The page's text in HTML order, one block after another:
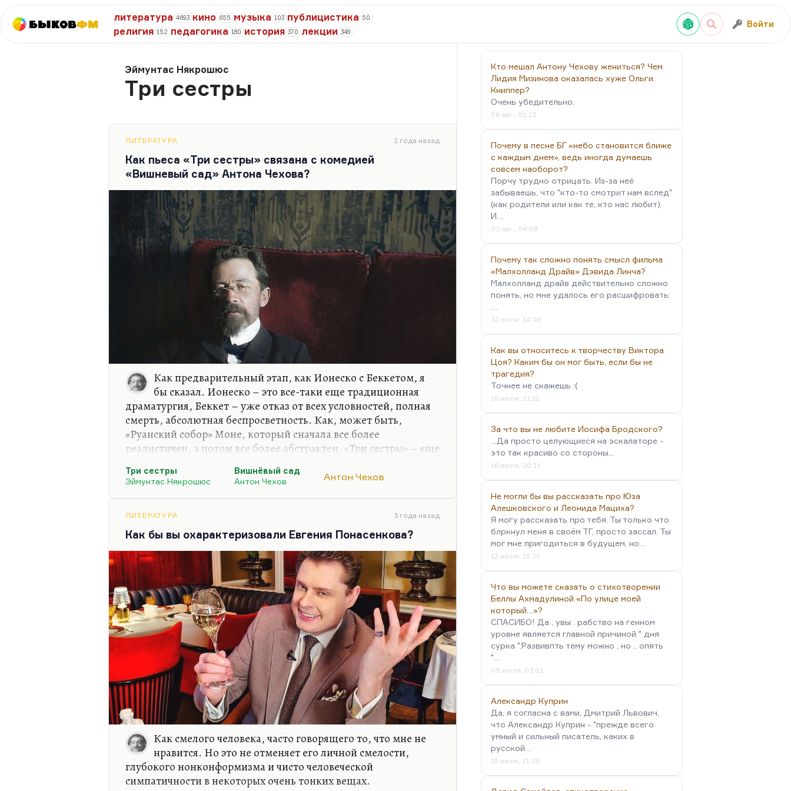
БыковФМ
литература 4693 кино 655 музыка 103 публицистика 50
религия 152 педагогика 180 история 370 лекции 349
Войти
Эймунтас Някрошюс
Три сестры
ЛИТЕРАТУРА 2 года назад
Как пьеса «Три сестры» связана с комедией
«Вишневый сад» Антона Чехова?
Как предварительный этап, как Ионеско с Беккетом, я
бы сказал. Ионеско – это все-таки еще традиционная
драматургия, Беккет – уже отказ от всех условностей, полная
смерть, абсолютная беспросветность. Как, может быть,
«Руанский собор» Моне, который сначала все более
реалистичен, а потом все более абстрактен. «Три сестры» – еще
уже символистская пьеса с гораздо большей степенью
условностей, обобщения, трагифарса. Понимаете, «Три
«драма», она действительно драма. А «Вишневый сад» - уже
синтез. Понимаете, это театр уже разваливается, это театр, в
котором играют трагедию, но все время то…
Три сестры
Эймунтас Някрошюс
Вишнёвый сад
Антон Чехов
Антон Чехов
ЛИТЕРАТУРА 3 года назад
Как бы вы охарактеризовали Евгения Понасенкова?
Как смелого человека, часто говорящего то, что мне не
нравится. Но это не отменяет его личной смелости,
глубокого нонконформизма и чисто человеческой
симпатичности в некоторых очень тонких вещах.
Кто мешал Антону Чехову жениться? Чем
Лидия Мизинова оказалась хуже Ольги
Книппер?
Очень убедительно.
06 авг., 01:23
Почему в песне БГ «небо становится ближе
с каждым днем», ведь иногда думаешь
совсем наоборот?
Порчу трудно отрицать. Из-за неё
забываешь, что "кто-то смотрит нам вслед"
(как родители или как те, кто нас любит).
И…
03 авг., 04:58
Почему так сложно понять смысл фильма
«Малхолланд Драйв» Дэвида Линча?
Малхолланд драйв действительно сложно
понять, но мне удалось его расшифровать:
31 июля, 14:05
Как вы относитесь к творчеству Виктора
Цоя? Каким бы он мог быть, если бы не
трагедия?
Точнее не скажешь :(
16 июля, 21:11
За что вы не любите Иосифа Бродского?
...Да просто целующиеся на эскалаторе -
это так красиво со стороны...
16 июля, 20:11
Не могли бы вы рассказать про Юза
Алешковского и Леонида Мациха?
Я могу рассказать про тебя. Ты только что
блркнул меня в своём ТГ, просто зассал. Ты
мог мне пригодиться в будущем, но…
12 июля, 15:25
Что вы можете сказать о стихотворении
Беллы Ахмадулиной «По улице моей
который…»?
СПАСИБО! Да , увы . рабство на генном
уровне является главной причиной " дня
сурка ".Развивпть тему можно , но .. опять
"…
09 июля, 03:01
Александр Куприн
Да, я согласна с вами, Дмитрий Львович,
что Александр Куприн - "прежде всего
умный и сильный писатель, каких в
русской…
15 июня, 11:29